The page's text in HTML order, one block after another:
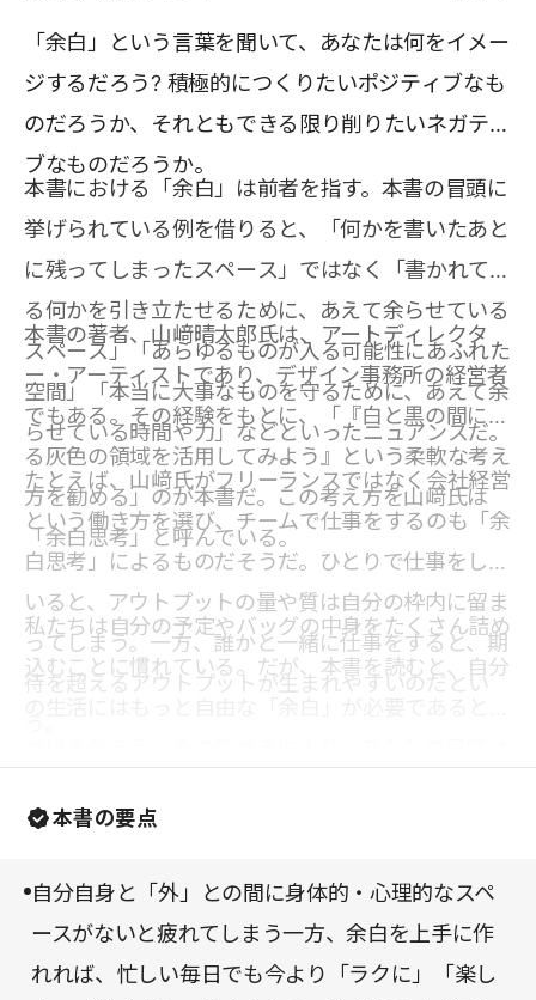
「余白」という言葉を聞いて、あなたは何をイメー
ジするだろう? 積極的につくりたいポジティブなも
のだろうか、それともできる限り削りたいネガティ
ブなものだろうか。
本書における「余白」は前者を指す。本書の冒頭に
挙げられている例を借りると、「何かを書いたあと
に残ってしまったスペース」ではなく「書かれてい
る何かを引き立たせるために、あえて余らせている
スペース」「あらゆるものが入る可能性にあふれた
空間」「本当に大事なものを守るために、あえて余
らせている時間や力」などといったニュアンスだ。
本書の著者、山﨑晴太郎氏は、アートディレクタ
ー・アーティストであり、デザイン事務所の経営者
でもある。その経験をもとに、「『白と黒の間にあ
る灰色の領域を活用してみよう』という柔軟な考え
方を勧める」のが本書だ。この考え方を山﨑氏は
「余白思考」と呼んでいる。
たとえば、山﨑氏がフリーランスではなく会社経営
という働き方を選び、チームで仕事をするのも「余
白思考」によるものだそうだ。ひとりで仕事をして
いると、アウトプットの量や質は自分の枠内に留ま
ってしまう。一方、誰かと一緒に仕事をすると、期
待を超えるアウトプットが生まれやすいのだとい
私たちは自分の予定やバッグの中身をたくさん詰め
込むことに慣れている。だが、本書を読むと、自分
だ。本書の要点
自分自身と「外」との間に身体的・心理的なスペ
ースがないと疲れてしまう一方、余白を上手に作
れれば、忙しい毎日でも今より「ラクに」「楽し